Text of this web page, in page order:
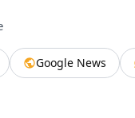
Google News